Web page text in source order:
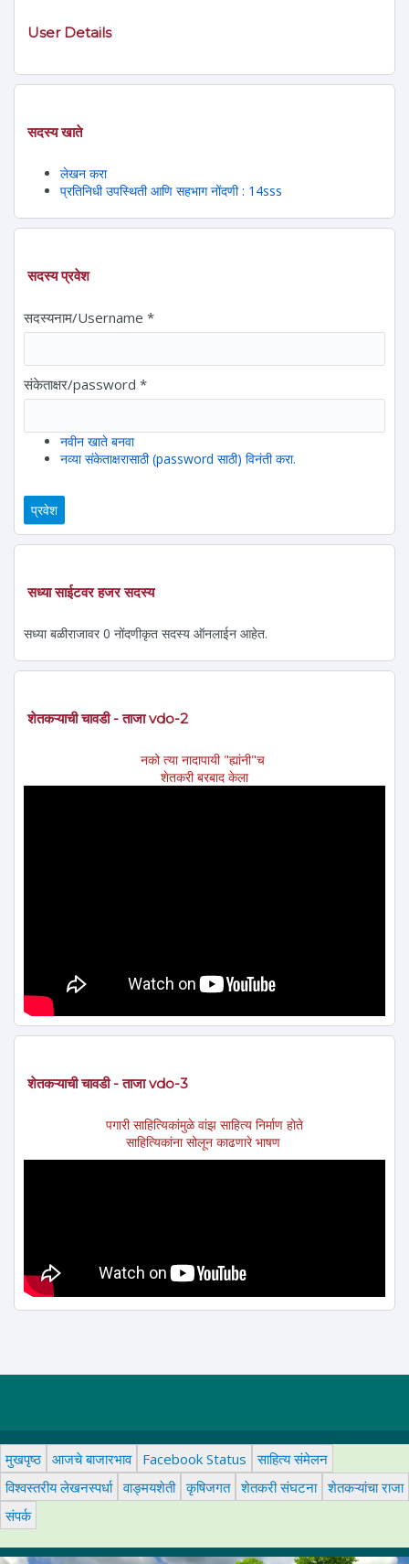
User Details
सदस्य खाते
लेखन करा
प्रतिनिधी उपस्थिती आणि सहभाग नोंदणी : 14sss
सदस्य प्रवेश
सदस्यनाम/Username *
संकेताक्षर/password *
नवीन खाते बनवा
नव्या संकेताक्षरासाठी (password साठी) विनंती करा.
सध्या साईटवर हजर सदस्य
सध्या बळीराजावर 0 नोंदणीकृत सदस्य ऑनलाईन आहेत.
शेतकऱ्याची चावडी - ताजा vdo-2
नको त्या नादापायी "ह्यांनी"च
शेतकरी बरबाद केला
शेतकऱ्याची चावडी - ताजा vdo-3
पगारी साहित्यिकांमुळे वांझ साहित्य निर्माण होते
साहित्यिकांना सोलून काढणारे भाषण
मुखपृष्ठ आजचे बाजारभाव Facebook Status
साहित्य संमेलन
विश्वस्तरीय लेखनस्पर्धा वाङ्मयशेती कृषिजगत शेतकरी संघटना शेतकऱ्यांचा राजा
संपर्क